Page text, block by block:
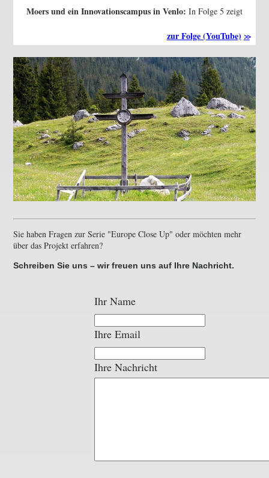
Moers und ein Innovationscampus in Venlo: In Folge 5 zeigt
Ernährung und Lebensqualität in den Regionen voranbringt.
zur Folge (YouTube)
Sie haben Fragen zur Serie Europe Close Up oder möchten mehr
über das Projekt erfahren?
Schreiben Sie uns – wir freuen uns auf Ihre Nachricht.
Ihr Name
Ihre Email
Ihre Nachricht